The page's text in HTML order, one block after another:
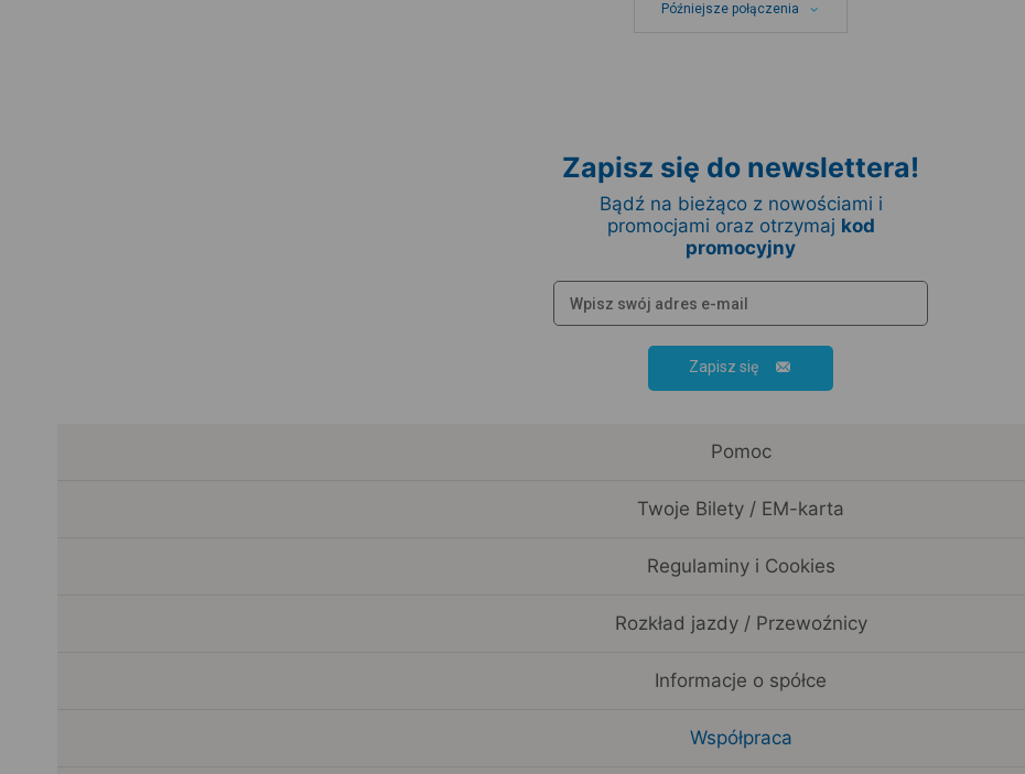
Późniejsze połączenia
Zapisz się do newslettera!
Bądź na bieżąco z nowościami i
promocjami oraz otrzymaj kod
promocyjny
Zapisz się
Pomoc
Twoje Bilety / EM-karta
Regulaminy i Cookies
Rozkład jazdy / Przewoźnicy
Informacje o spółce
Współpraca